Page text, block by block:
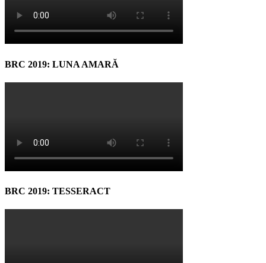
BRC 2019: LUNA AMARĂ
BRC 2019: TESSERACT